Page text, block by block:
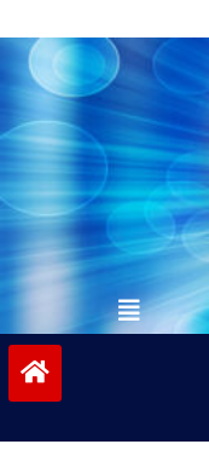
to
content